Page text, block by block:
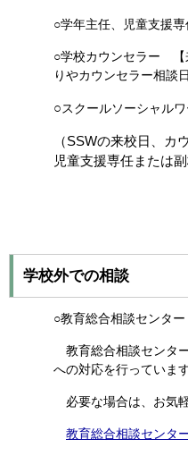
○学年主任、児童支援
○学校カウンセラー 【
りやカウンセラー相談
○スクールソーシャル
（SSWの来校日、カ
児童支援専任または
学校外での相談
○教育総合相談センター
教育総合相談センタ
への対応を行っています
必要な場合は、お気
教育総合相談センタ